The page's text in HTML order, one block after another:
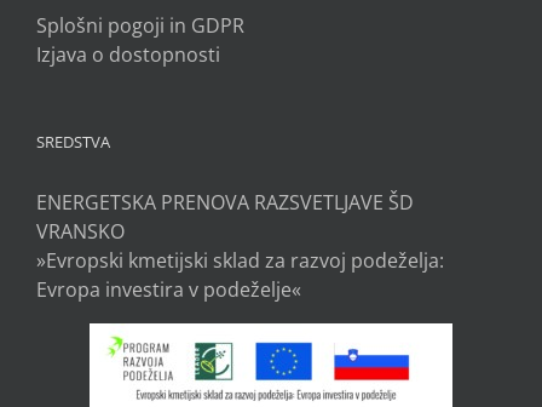
Splošni pogoji in GDPR
Izjava o dostopnosti
SREDSTVA
ENERGETSKA PRENOVA RAZSVETLJAVE ŠD
VRANSKO
»Evropski kmetijski sklad za razvoj podeželja:
Evropa investira v podeželje«